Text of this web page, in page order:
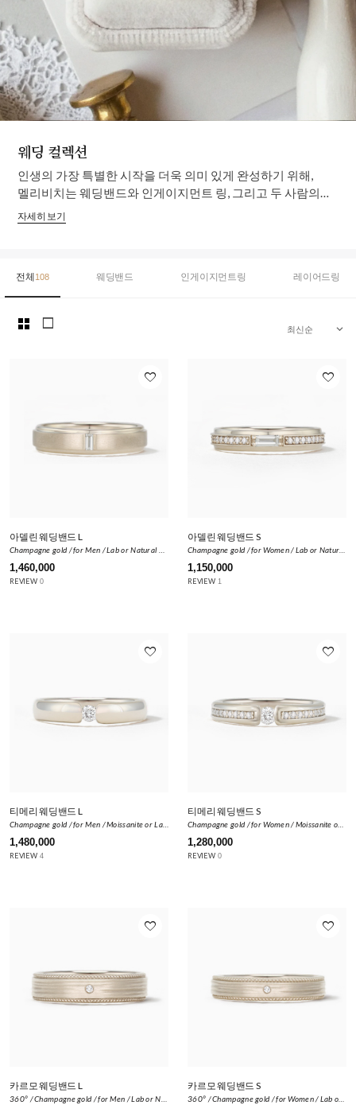
WEDDING
A JOURNEY BEGINS TOGETHER
웨딩 컬렉션
인생의 가장 특별한 시작을 더욱 의미 있게 완성하기 위해,
멜리비치는 웨딩밴드와 인게이지먼트 링, 그리고 두 사람의
이야기를 담은 다양한 웨딩 컬렉션을 선보입니다.
자세히 보기
전체 108 웨딩밴드 인게이지먼트링 레이어드링
grid_view square
아델린 웨딩밴드 L
1,460,000
REVIEW 0
favorite_border
아델린 웨딩밴드 S
1,150,000
REVIEW 1
favorite_border
티메리 웨딩밴드 L
Champagne gold / for Men / Moissanite or Lab Diamond 0.1ct
1,480,000
REVIEW 4
favorite_border
티메리 웨딩밴드 S
1,280,000
REVIEW 0
favorite_border
카르모 웨딩밴드 L
favorite_border
카르모 웨딩밴드 S
favorite_border